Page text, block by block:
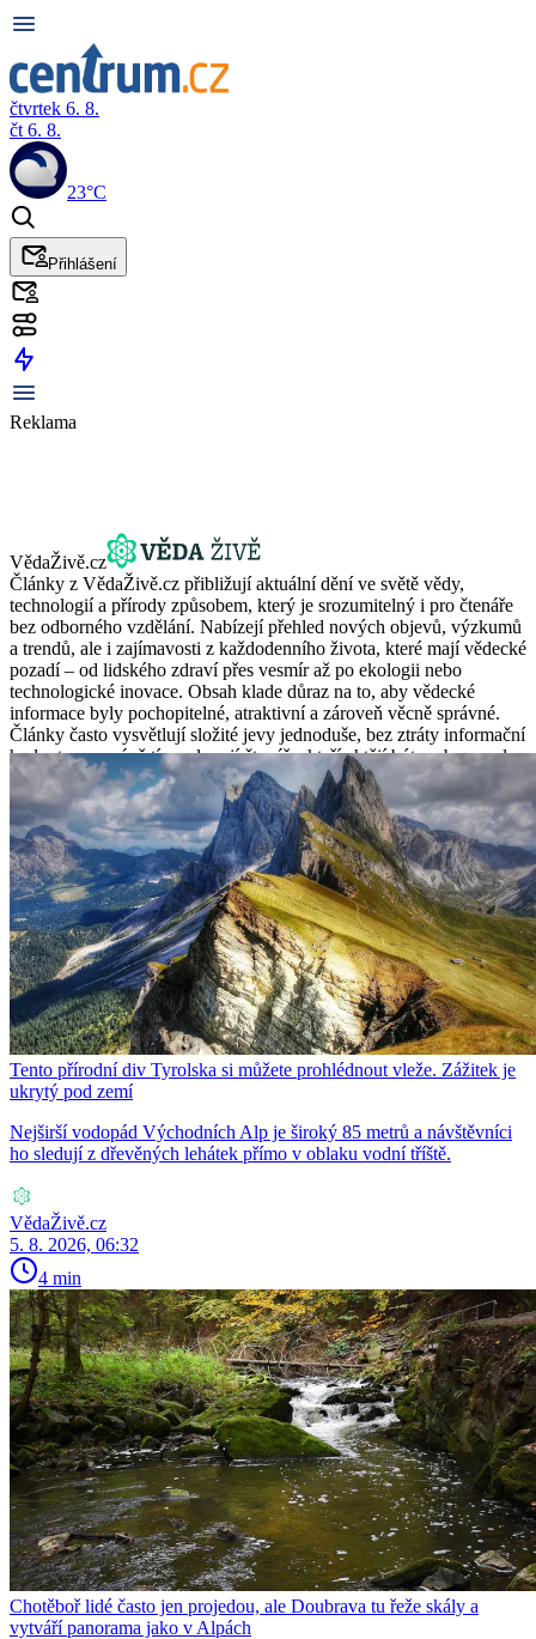
čtvrtek 6. 8.
čt 6. 8.
23°C
Přihlášení
Reklama
VědaŽivě.cz
Články z VědaŽivě.cz přibližují aktuální dění ve světě vědy,
technologií a přírody způsobem, který je srozumitelný i pro čtenáře
bez odborného vzdělání. Nabízejí přehled nových objevů, výzkumů
a trendů, ale i zajímavosti z každodenního života, které mají vědecké
pozadí – od lidského zdraví přes vesmír až po ekologii nebo
technologické inovace. Obsah klade důraz na to, aby vědecké
informace byly pochopitelné, atraktivní a zároveň věcně správné.
Články často vysvětlují složité jevy jednoduše, bez ztráty informační
hodnoty – a právě tím oslovují čtenáře, kteří chtějí být v obraze, ale
nemají čas pročítat odborné studie. Nechybí ani reflexe vědeckých
otázek z pohledu běžného života, pozoruhodné souvislosti, přírodní
kuriozity nebo překvapivé poznatky, které mění dosavadní pohled
na svět. VědaŽivě.cz tak spojuje informační přínos s čtenářskou
přístupností a činí vědu zajímavou i pro ty, kteří ji běžně nesledují.
Texty ocení každý, kdo se rád dozví něco nového, rozšíří si obzory
nebo hledá věrohodné odpovědi na otázky, které přináší dnešní doba
– od zdravotnictví po umělou inteligenci. Věda zde není uzavřeným
světem expertů, ale každodenním dobrodružstvím objevování.
Tento přírodní div Tyrolska si můžete prohlédnout vleže. Zážitek je
ukrytý pod zemí
Nejširší vodopád Východních Alp je široký 85 metrů a návštěvníci
ho sledují z dřevěných lehátek přímo v oblaku vodní tříště.
VědaŽivě.cz
5. 8. 2026, 06:32
4 min
Chotěboř lidé často jen projedou, ale Doubrava tu řeže skály a
vytváří panorama jako v Alpách